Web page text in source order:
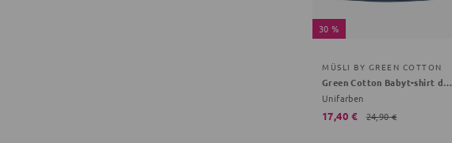
30 %
MÜSLI BY GREEN COTTON
Green Cotton Babyt-shirt dunkelblau 80
Unifarben
17,40 € 24,90 €